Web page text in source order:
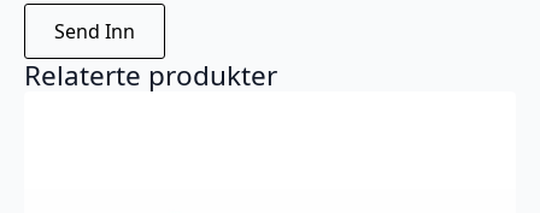
Relaterte produkter